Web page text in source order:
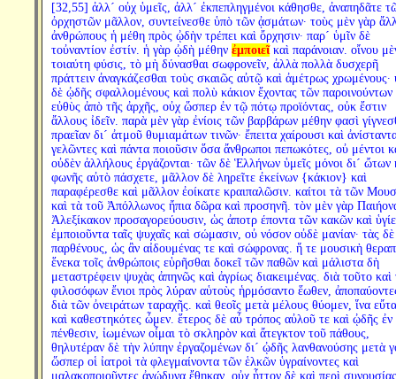
[32,55] ἀλλ´ οὐχ ὑμεῖς, ἀλλ´ ἐκπεπληγμένοι κάθησθε, ἀναπηδᾶτε
ὀρχηστῶν μᾶλλον, συντείνεσθε ὑπὸ τῶν ᾀσμάτων· τοὺς μὲν γὰρ
ἀνθρώπους ἡ μέθη πρὸς ᾠδὴν τρέπει καὶ ὄρχησιν· παρ´ ὑμῖν δὲ
τοὐναντίον ἐστίν. ἡ γὰρ ᾠδὴ μέθην ἐμποιεῖκαὶ παράνοιαν. οἴνου
τοιαύτη φύσις, τὸ μὴ δύνασθαι σωφρονεῖν, ἀλλὰ πολλὰ δυσχερῆ
πράττειν ἀναγκάζεσθαι τοὺς σκαιῶς αὐτῷ καὶ ἀμέτρως χρωμένους·
δὲ ᾠδῆς σφαλλομένους καὶ πολὺ κάκιον ἔχοντας τῶν παροινούντων
εὐθὺς ἀπὸ τῆς ἀρχῆς, οὐχ ὥσπερ ἐν τῷ πότῳ προϊόντας, οὐκ ἔστιν
ἄλλους ἰδεῖν. παρὰ μὲν γὰρ ἐνίοις τῶν βαρβάρων μέθην φασὶ
πραεῖαν δι´ ἀτμοῦ θυμιαμάτων τινῶν· ἔπειτα χαίρουσι καὶ
γελῶντες καὶ πάντα ποιοῦσιν ὅσα ἄνθρωποι πεπωκότες, οὐ μέντοι
οὐδὲν ἀλλήλους ἐργάζονται· τῶν δὲ Ἑλλήνων ὑμεῖς μόνοι δι´ ὤτων
φωνῆς αὐτὸ πάσχετε, μᾶλλον δὲ ληρεῖτε ἐκείνων {κάκιον} καὶ
παραφέρεσθε καὶ μᾶλλον ἐοίκατε κραιπαλῶσιν. καίτοι τὰ τῶν
καὶ τὰ τοῦ Ἀπόλλωνος ἤπια δῶρα καὶ προσηνῆ. τὸν μὲν γὰρ
Ἀλεξίκακον προσαγορεύουσιν, ὡς ἀποτρ έποντα τῶν κακῶν καὶ
ἐμποιοῦντα ταῖς ψυχαῖς καὶ σώμασιν, οὐ νόσον οὐδὲ μανίαν· τὰς δὲ
παρθένους, ὡς ἂν αἰδουμένας τε καὶ σώφρονας. ἥ τε μουσικὴ
ἕνεκα τοῖς ἀνθρώποις εὑρῆσθαι δοκεῖ τῶν παθῶν καὶ μάλιστα δὴ
μεταστρέφειν ψυχὰς ἀπηνῶς καὶ ἀγρίως διακειμένας. διὰ τοῦτο καὶ
φιλοσόφων ἔνιοι πρὸς λύραν αὑτοὺς ἡρμόσαντο ἕωθεν,
διὰ τῶν ὀνειράτων ταραχῆς. καὶ θεοῖς μετὰ μέλους θύομεν, ἵνα
καὶ καθεστηκότες ὦμεν. ἕτερος δὲ αὖ τρόπος αὐλοῦ τε καὶ ᾠδῆς ἐν
πένθεσιν, ἰωμένων οἶμαι τὸ σκληρὸν καὶ ἄτεγκτον τοῦ πάθους,
θηλυτέραν δὲ τὴν λύπην ἐργαζομένων δι´ ᾠδῆς λανθανούσης μετὰ
ὥσπερ οἱ ἰατροὶ τὰ φλεγμαίνοντα τῶν ἑλκῶν ὑγραίνοντες καὶ
μαλακοποιοῦντες ἀνώδυνα ἔθηκαν. οὐχ ἧττον δὲ καὶ περὶ συνουσίας